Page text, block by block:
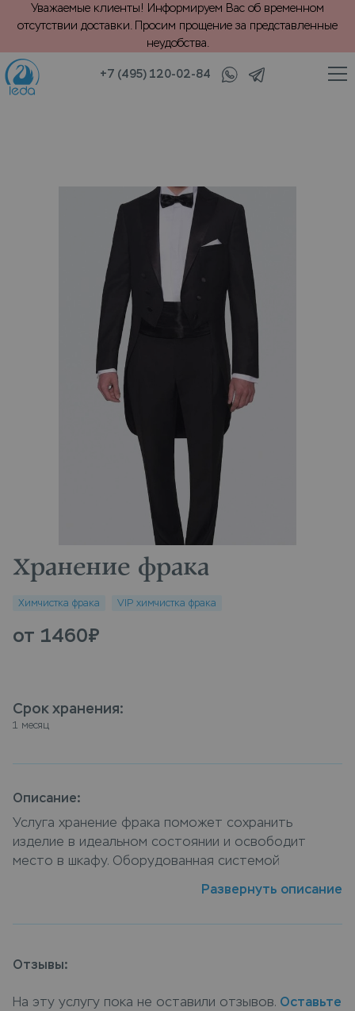
Уважаемые клиенты! Информируем Вас об временном
отсутствии доставки. Просим прощение за представленные
неудобства.
+7 (495) 120-02-84
/
Текстиль и трикотаж
Хранение фрака
Химчистка фрака VIP химчистка фрака
от 1460₽
Срок хранения:
1 месяц
Описание:
Услуга хранение фрака поможет сохранить
изделие в идеальном состоянии и освободит
место в шкафу. Оборудованная системой
хранения обеспечивает сохранность и
хранение фрака с доставкой на дом, курьер
доставит их обратно.
Развернуть описание
Отзывы:
На эту услугу пока не оставили отзывов. Оставьте